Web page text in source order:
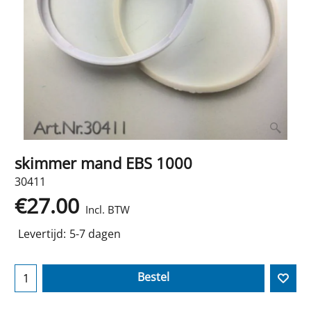
skimmer mand EBS 1000
30411
€27.00 Incl. BTW
Levertijd: 5-7 dagen
Bestel